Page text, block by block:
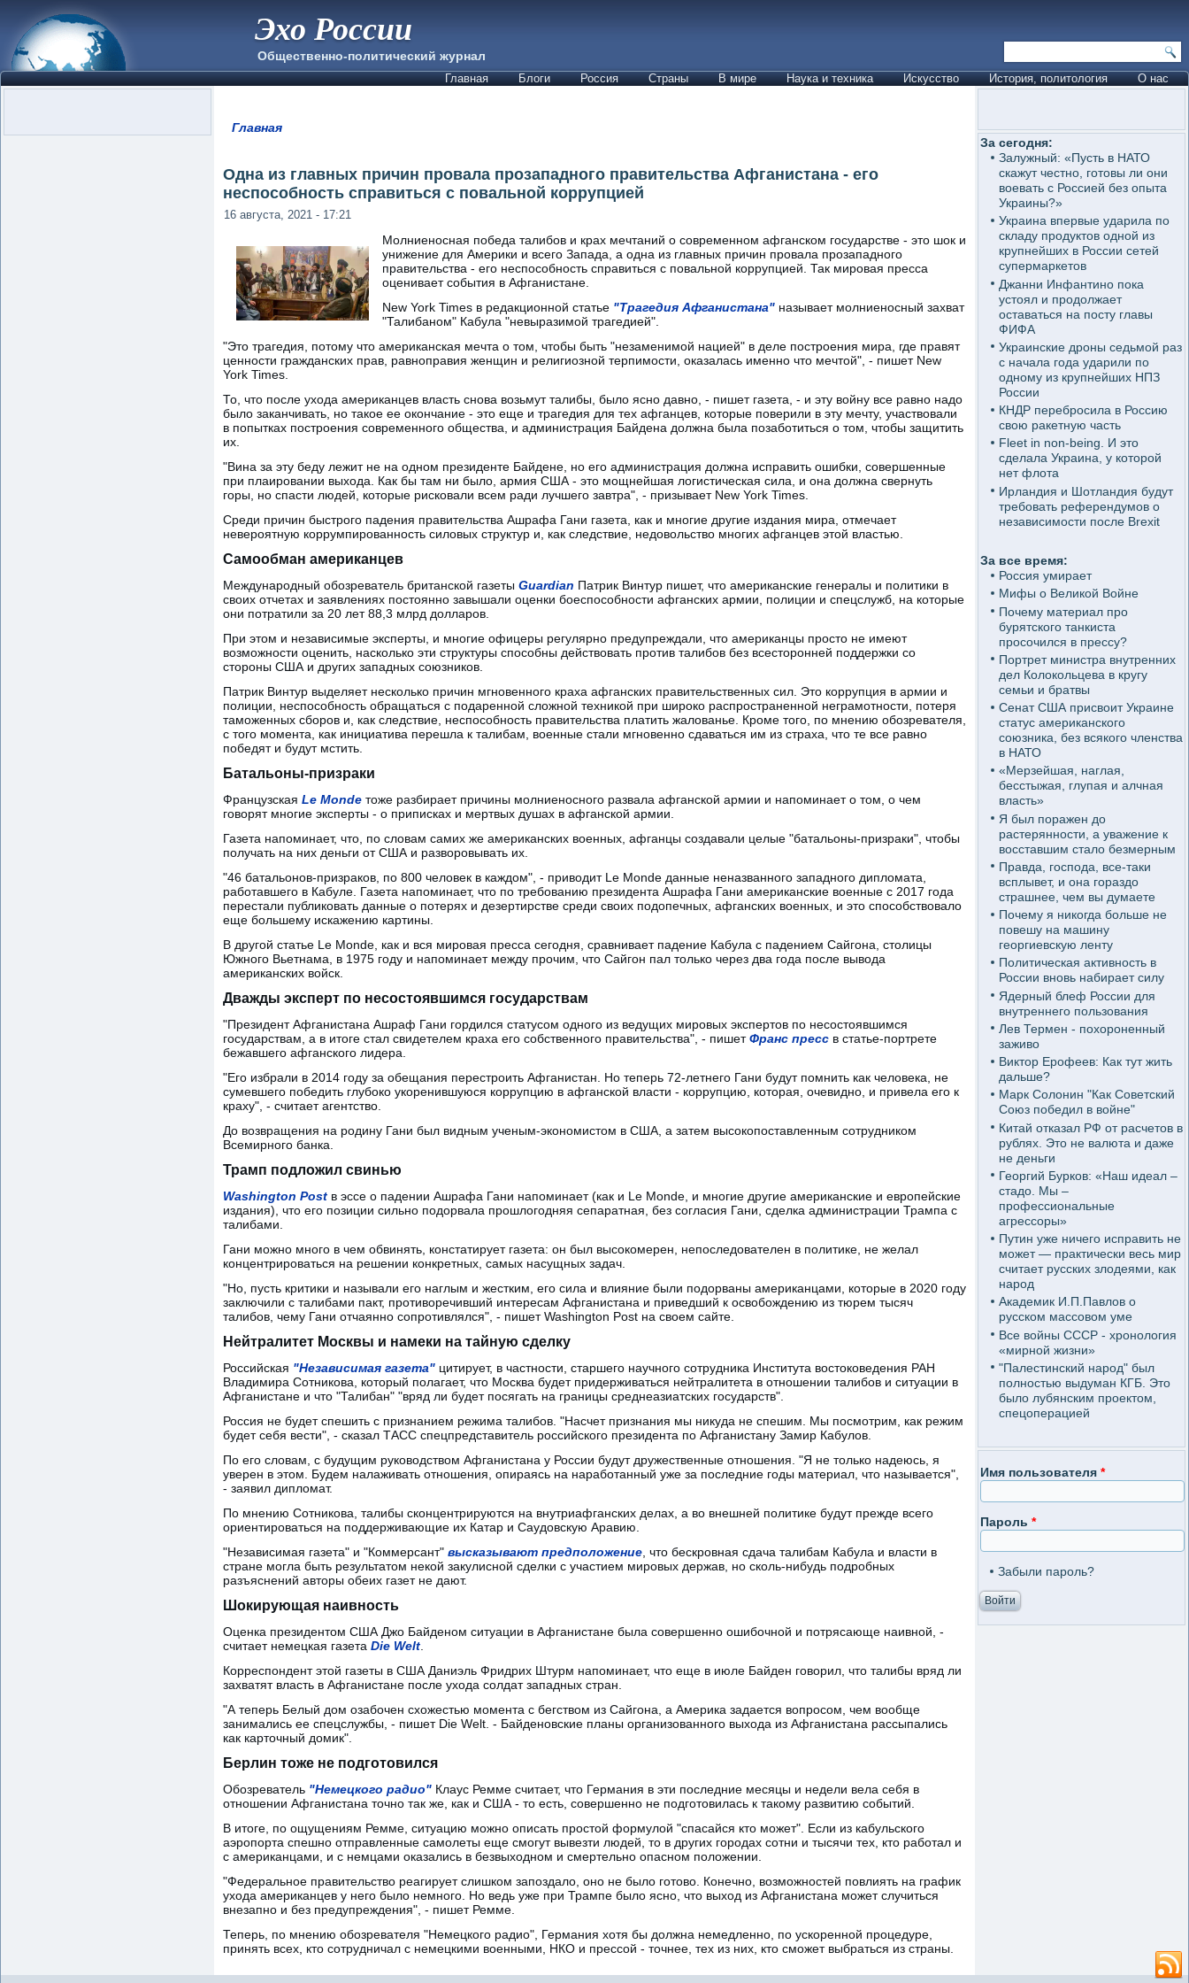
Эхо России
Общественно-политический журнал
Главная Блоги Россия Страны В мире Наука и техника Искусство История, политология О нас
Главная
Одна из главных причин провала прозападного правительства Афганистана - его
неспособность справиться с повальной коррупцией
16 августа, 2021 - 17:21
Молниеносная победа талибов и крах мечтаний о современном афганском государстве - это шок и
унижение для Америки и всего Запада, а одна из главных причин провала прозападного
правительства - его неспособность справиться с повальной коррупцией. Так мировая пресса
оценивает события в Афганистане.
New York Times в редакционной статье "Трагедия Афганистана" называет молниеносный захват
"Талибаном" Кабула "невыразимой трагедией".
"Это трагедия, потому что американская мечта о том, чтобы быть "незаменимой нацией" в деле построения мира, где правят
ценности гражданских прав, равноправия женщин и религиозной терпимости, оказалась именно что мечтой", - пишет New
York Times.
То, что после ухода американцев власть снова возьмут талибы, было ясно давно, - пишет газета, - и эту войну все равно надо
было заканчивать, но такое ее окончание - это еще и трагедия для тех афганцев, которые поверили в эту мечту, участвовали
в попытках построения современного общества, и администрация Байдена должна была позаботиться о том, чтобы защитить
их.
"Вина за эту беду лежит не на одном президенте Байдене, но его администрация должна исправить ошибки, совершенные
при плаировании выхода. Как бы там ни было, армия США - это мощнейшая логистическая сила, и она должна свернуть
горы, но спасти людей, которые рисковали всем ради лучшего завтра", - призывает New York Times.
Среди причин быстрого падения правительства Ашрафа Гани газета, как и многие другие издания мира, отмечает
невероятную коррумпированность силовых структур и, как следствие, недовольство многих афганцев этой властью.
Самообман американцев
Международный обозреватель британской газеты Guardian Патрик Винтур пишет, что американские генералы и политики в
своих отчетах и заявлениях постоянно завышали оценки боеспособности афганских армии, полиции и спецслужб, на которые
они потратили за 20 лет 88,3 млрд долларов.
При этом и независимые эксперты, и многие офицеры регулярно предупреждали, что американцы просто не имеют
возможности оценить, насколько эти структуры способны действовать против талибов без всесторонней поддержки со
стороны США и других западных союзников.
Патрик Винтур выделяет несколько причин мгновенного краха афганских правительственных сил. Это коррупция в армии и
полиции, неспособность обращаться с подаренной сложной техникой при широко распространенной неграмотности, потеря
таможенных сборов и, как следствие, неспособность правительства платить жалованье. Кроме того, по мнению обозревателя,
с того момента, как инициатива перешла к талибам, военные стали мгновенно сдаваться им из страха, что те все равно
победят и будут мстить.
Батальоны-призраки
Французская Le Monde тоже разбирает причины молниеносного развала афганской армии и напоминает о том, о чем
говорят многие эксперты - о приписках и мертвых душах в афганской армии.
Газета напоминает, что, по словам самих же американских военных, афганцы создавали целые "батальоны-призраки", чтобы
получать на них деньги от США и разворовывать их.
"46 батальонов-призраков, по 800 человек в каждом", - приводит Le Monde данные неназванного западного дипломата,
работавшего в Кабуле. Газета напоминает, что по требованию президента Ашрафа Гани американские военные с 2017 года
перестали публиковать данные о потерях и дезертирстве среди своих подопечных, афганских военных, и это способствовало
еще большему искажению картины.
В другой статье Le Monde, как и вся мировая пресса сегодня, сравнивает падение Кабула с падением Сайгона, столицы
Южного Вьетнама, в 1975 году и напоминает между прочим, что Сайгон пал только через два года после вывода
американских войск.
Дважды эксперт по несостоявшимся государствам
"Президент Афганистана Ашраф Гани гордился статусом одного из ведущих мировых экспертов по несостоявшимся
государствам, а в итоге стал свидетелем краха его собственного правительства", - пишетФранс пресс в статье-портрете
бежавшего афганского лидера.
"Его избрали в 2014 году за обещания перестроить Афганистан. Но теперь 72-летнего Гани будут помнить как человека, не
сумевшего победить глубоко укоренившуюся коррупцию в афганской власти - коррупцию, которая, очевидно, и привела его к
краху", - считает агентство.
До возвращения на родину Гани был видным ученым-экономистом в США, а затем высокопоставленным сотрудником
Всемирного банка.
Трамп подложил свинью
Washington Post в эссе о падении Ашрафа Гани напоминает (как и Le Monde, и многие другие американские и европейские
издания), что его позиции сильно подорвала прошлогодняя сепаратная, без согласия Гани, сделка администрации Трампа с
талибами.
Гани можно много в чем обвинять, констатирует газета: он был высокомерен, непоследователен в политике, не желал
концентрироваться на решении конкретных, самых насущных задач.
"Но, пусть критики и называли его наглым и жестким, его сила и влияние были подорваны американцами, которые в 2020 году
заключили с талибами пакт, противоречивший интересам Афганистана и приведший к освобождению из тюрем тысяч
талибов, чему Гани отчаянно сопротивлялся", - пишет Washington Post на своем сайте.
Нейтралитет Москвы и намеки на тайную сделку
Российская "Независимая газета" цитирует, в частности, старшего научного сотрудника Института востоковедения РАН
Владимира Сотникова, который полагает, что Москва будет придерживаться нейтралитета в отношении талибов и ситуации в
Афганистане и что "Талибан" "вряд ли будет посягать на границы среднеазиатских государств".
Россия не будет спешить с признанием режима талибов. "Насчет признания мы никуда не спешим. Мы посмотрим, как режим
будет себя вести", - сказал ТАСС спецпредставитель российского президента по Афганистану Замир Кабулов.
По его словам, с будущим руководством Афганистана у России будут дружественные отношения. "Я не только надеюсь, я
уверен в этом. Будем налаживать отношения, опираясь на наработанный уже за последние годы материал, что называется",
- заявил дипломат.
По мнению Сотникова, талибы сконцентрируются на внутриафганских делах, а во внешней политике будут прежде всего
ориентироваться на поддерживающие их Катар и Саудовскую Аравию.
"Независимая газета" и "Коммерсант" высказывают предположение , что бескровная сдача талибам Кабула и власти в
стране могла быть результатом некой закулисной сделки с участием мировых держав, но сколь-нибудь подробных
разъяснений авторы обеих газет не дают.
Шокирующая наивность
Оценка президентом США Джо Байденом ситуации в Афганистане была совершенно ошибочной и потрясающе наивной, -
считает немецкая газета Die Welt
Корреспондент этой газеты в США Даниэль Фридрих Штурм напоминает, что еще в июле Байден говорил, что талибы вряд ли
захватят власть в Афганистане после ухода солдат западных стран.
"А теперь Белый дом озабочен схожестью момента с бегством из Сайгона, а Америка задается вопросом, чем вообще
занимались ее спецслужбы, - пишет Die Welt. - Байденовские планы организованного выхода из Афганистана рассыпались
как карточный домик".
Берлин тоже не подготовился
Обозреватель "Немецкого радио" Клаус Ремме считает, что Германия в эти последние месяцы и недели вела себя в
отношении Афганистана точно так же, как и США - то есть, совершенно не подготовилась к такому развитию событий.
В итоге, по ощущениям Ремме, ситуацию можно описать простой формулой "спасайся кто может". Если из кабульского
аэропорта спешно отправленные самолеты еще смогут вывезти людей, то в других городах сотни и тысячи тех, кто работал и
с американцами, и с немцами оказались в безвыходном и смертельно опасном положении.
"Федеральное правительство реагирует слишком запоздало, оно не было готово. Конечно, возможностей повлиять на график
ухода американцев у него было немного. Но ведь уже при Трампе было ясно, что выход из Афганистана может случиться
внезапно и без предупреждения", - пишет Ремме.
Теперь, по мнению обозревателя "Немецкого радио", Германия хотя бы должна немедленно, по ускоренной процедуре,
принять всех, кто сотрудничал с немецкими военными, НКО и прессой - точнее, тех из них, кто сможет выбраться из страны.
За сегодня:
Залужный: «Пусть в НАТО
скажут честно, готовы ли они
воевать с Россией без опыта
Украины?»
Украина впервые ударила по
складу продуктов одной из
крупнейших в России сетей
супермаркетов
Джанни Инфантино пока
устоял и продолжает
оставаться на посту главы
ФИФА
Украинские дроны седьмой раз
с начала года ударили по
одному из крупнейших НПЗ
России
КНДР перебросила в Россию
свою ракетную часть
Fleet in non-being. И это
сделала Украина, у которой
нет флота
Ирландия и Шотландия будут
требовать референдумов о
независимости после Brexit
За все время:
Россия умирает
Мифы о Великой Войне
Почему материал про
бурятского танкиста
просочился в прессу?
Портрет министра внутренних
дел Колокольцева в кругу
семьи и братвы
Сенат США присвоит Украине
статус американского
союзника, без всякого членства
в НАТО
«Мерзейшая, наглая,
бесстыжая, глупая и алчная
власть»
Я был поражен до
растерянности, а уважение к
восставшим стало безмерным
Правда, господа, все-таки
всплывет, и она гораздо
страшнее, чем вы думаете
Почему я никогда больше не
повешу на машину
георгиевскую ленту
Политическая активность в
России вновь набирает силу
Ядерный блеф России для
внутреннего пользования
Лев Термен - похороненный
заживо
Виктор Ерофеев: Как тут жить
дальше?
Марк Солонин "Как Советский
Союз победил в войне"
Китай отказал РФ от расчетов в
рублях. Это не валюта и даже
не деньги
Георгий Бурков: «Наш идеал –
стадо. Мы –
профессиональные
агрессоры»
Путин уже ничего исправить не
может — практически весь мир
считает русских злодеями, как
народ
Академик И.П.Павлов о
русском массовом уме
Все войны СССР - хронология
«мирной жизни»
"Палестинский народ" был
полностью выдуман КГБ. Это
было лубянским проектом,
спецоперацией
Имя пользователя *
Пароль *
Забыли пароль?